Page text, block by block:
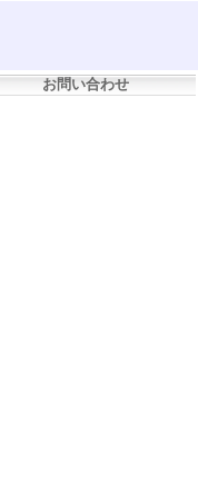
お問い合わせ